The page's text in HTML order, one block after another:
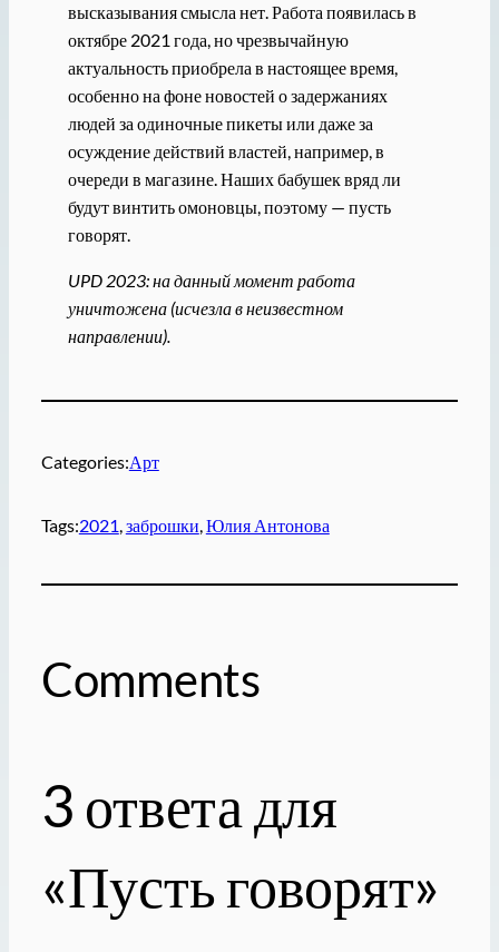
высказывания смысла нет. Работа появилась в
октябре 2021 года, но чрезвычайную
актуальность приобрела в настоящее время,
особенно на фоне новостей о задержаниях
людей за одиночные пикеты или даже за
осуждение действий властей, например, в
очереди в магазине. Наших бабушек вряд ли
будут винтить омоновцы, поэтому — пусть
говорят.
UPD 2023: на данный момент работа
уничтожена (исчезла в неизвестном
направлении).
Categories:Арт
Tags:2021, заброшки, Юлия Антонова
Comments
3 ответа для
«Пусть говорят»